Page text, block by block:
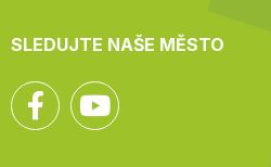
SLEDUJTE NAŠE MĚSTO
Facebook